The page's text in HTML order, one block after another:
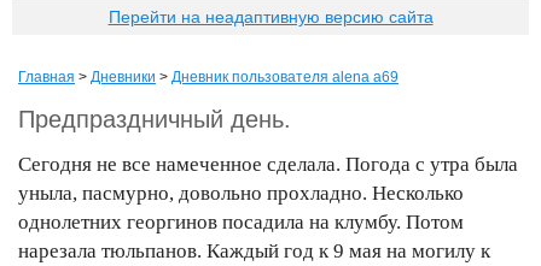
Перейти на неадаптивную версию сайта
Главная > Дневники > Дневник пользователя alena a69
Предпраздничный день.
Сегодня не все намеченное сделала. Погода с утра была
уныла, пасмурно, довольно прохладно. Несколько
однолетних георгинов посадила на клумбу. Потом
нарезала тюльпанов. Каждый год к 9 мая на могилу к